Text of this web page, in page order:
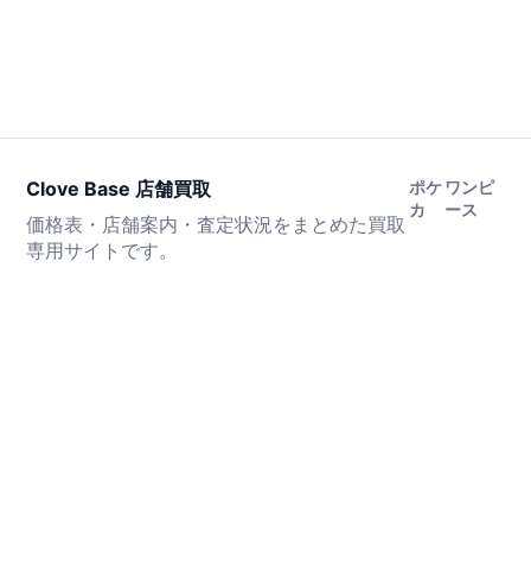
Clove Base 店舗買取
価格表・店舗案内・査定状況をまとめた買取
専用サイトです。
ポケ
カ
ワンピ
ース